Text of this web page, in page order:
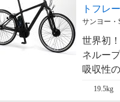
トフレ
サンヨー
世界初
ネルー
吸収性
19.5kg